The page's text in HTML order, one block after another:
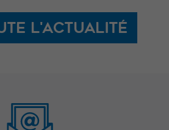
l'actualité
contenu et des
offres
personnalisés.